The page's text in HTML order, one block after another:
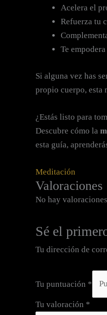
Acelera el
Refuerza tu
Te
Si alguna vez has
propio cuerpo, esta
¿Estás listo para
Descubre cómo la
esta guía,
Meditación
Valoraciones
No hay
Sé el
Tu dirección de
Tu puntuación *
Tu valoración *